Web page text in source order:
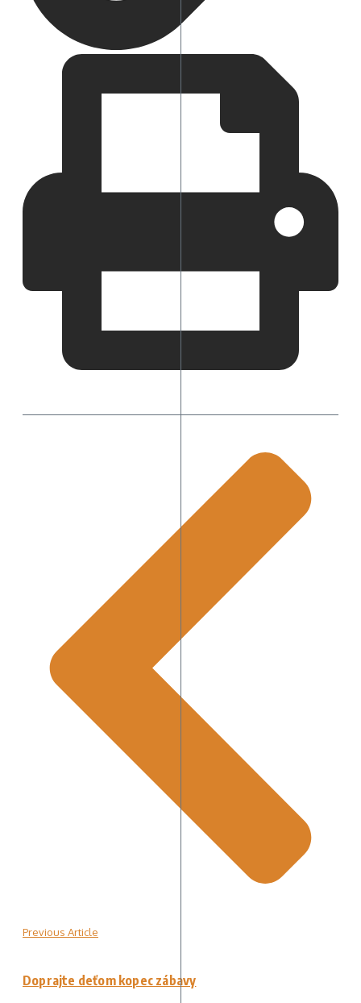
Previous Article
Doprajte deťom kopec zábavy